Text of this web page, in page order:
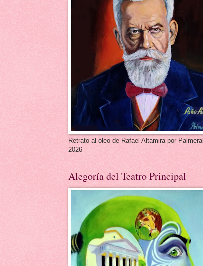
Retrato al óleo de Rafael Altamira por Palmeral
2026
Alegoría del Teatro Principal